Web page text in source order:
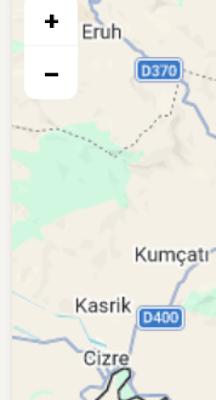
+
−